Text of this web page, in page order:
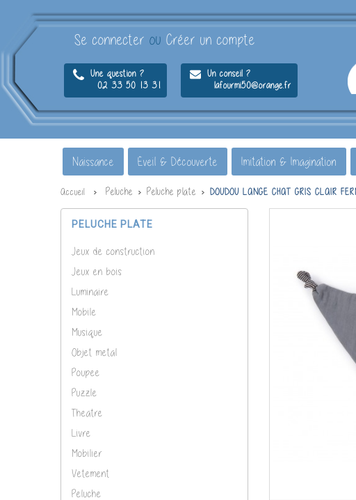
Se connecter ou Créer un compte
Une question ?
02 33 50 13 31
Un conseil ?
lafourmi50@orange.fr
Naissance Éveil & Découverte Imitation & Imagination
Accueil Peluche Peluche plate DOUDOU LANGE CHAT GRIS CLAIR
PELUCHE PLATE
Jeux de construction
Jeux en bois
Luminaire
Mobile
Musique
Objet metal
Poupee
Puzzle
Theatre
Livre
Mobilier
Vetement
Peluche